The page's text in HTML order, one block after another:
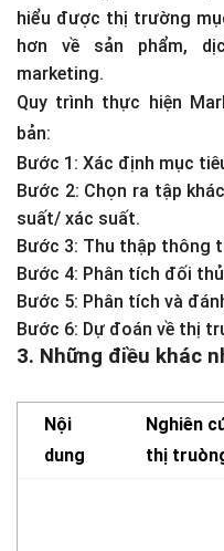
hiểu được thị trường
hơn về sản phẩm,
marketing.
Quy trình thực hiện
bản:
Bước 1: Xác định mục
Bước 2: Chọn ra tập
suất/ xác suất.
Bước 3: Thu thập thông
Bước 4: Phân tích đối
Bước 5: Phân tích và
Bước 6: Dự đoán về thị
3. Những điều khác
Nội
dung
Nghiên
thị